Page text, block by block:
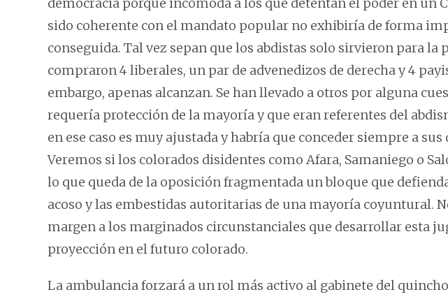
sido coherente con el mandato popular no exhibiría de forma
conseguida. Tal vez sepan que los abdistas solo sirvieron para la
compraron 4 liberales, un par de advenedizos de derecha y 4
embargo, apenas alcanzan. Se han llevado a otros por alguna
requería protección de la mayoría y que eran referentes del
en ese caso es muy ajustada y habría que conceder siempre a
Veremos si los colorados disidentes como Afara, Samaniego o
lo que queda de la oposición fragmentada un bloque que
acoso y las embestidas autoritarias de una mayoría coyuntural.
margen a los marginados circunstanciales que desarrollar esta
proyección en el futuro colorado.
La ambulancia forzará a un rol más activo al gabinete del